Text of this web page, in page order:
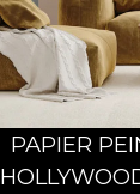
PAPIER